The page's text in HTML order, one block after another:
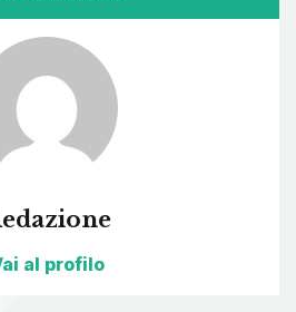
al profilo